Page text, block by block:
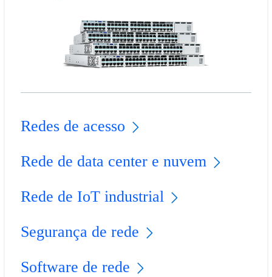
Redes de acesso
Rede de data center e nuvem
Rede de IoT industrial
Segurança de rede
Software de rede